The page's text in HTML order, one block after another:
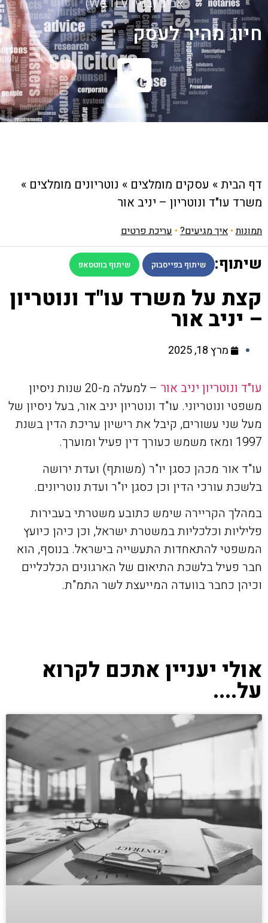
חיוג מהיר לעסק
דף הבית» עסקים מומלצים » נוטריונים מומלצים »
משרד עו"ד ונוטריון – יניב אור
תמונות• איך מגיעים? • עריכת פרטים
שיתוף: שיתוף בפייסבוק שיתוף בווטסאפ
קצת על משרד עו"ד ונוטריון
– יניב אור
מרץ 18, 2025
עו"ד ונוטריון יניב אור
– למעלה מ-20 שנות ניסיון
משפטי ונוטריוני. עו"ד ונוטריון יניב אור, בעל ניסיון של
מעל שני עשורים, קיבל את רישיון עריכת הדין בשנת
1997 ומאז משמש כעורך דין פעיל ומוערך.
עו"ד אור מכהן כסגן יו"ר (משותף) ועדת ירושה
בלשכת עורכי הדין וכן כסגן יו"ר ועדת נוטריונים.
במהלך הקריירה שימש כתובע משטרתי בעבירות
פליליות וכלכליות במשטרת ישראל, וכן כיהן כיועץ
המשפטי להתאחדות התעשייה בישראל. בנוסף, הוא
חבר פעיל בלשכת התיאום של הארגונים הכלכליים
וכיהן כחבר בוועדה המייעצת לשר התמ"ת.
אולי יעניין אתכם לקרוא
על....